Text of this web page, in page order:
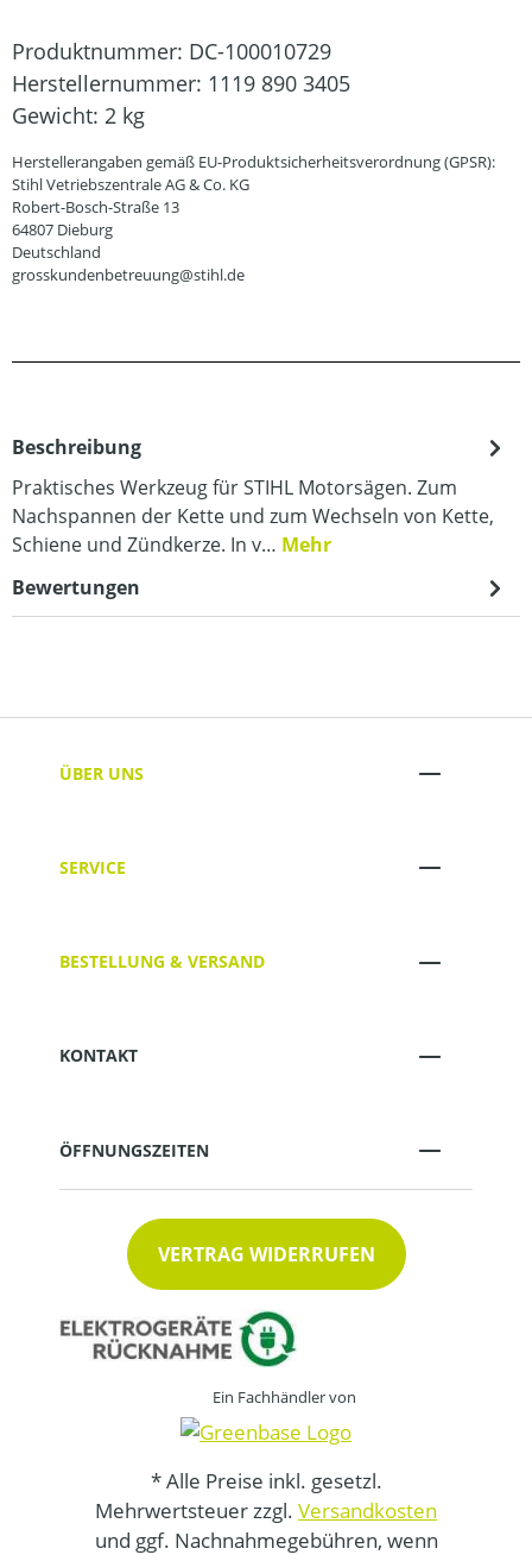
Produktnummer: DC-100010729
Herstellernummer: 1119 890 3405
Gewicht: 2 kg
Herstellerangaben gemäß EU-Produktsicherheitsverordnung (GPSR):
Stihl Vetriebszentrale AG & Co. KG
Robert-Bosch-Straße 13
64807 Dieburg
Deutschland
grosskundenbetreuung@stihl.de
Beschreibung
Praktisches Werkzeug für STIHL Motorsägen. Zum
Nachspannen der Kette und zum Wechseln von Kette,
Schiene und Zündkerze. In v… Mehr
Bewertungen
ÜBER UNS
SERVICE
BESTELLUNG & VERSAND
KONTAKT
ÖFFNUNGSZEITEN
VERTRAG WIDERRUFEN
Ein Fachhändler von
* Alle Preise inkl. gesetzl.
Mehrwertsteuer zzgl. Versandkosten
und ggf. Nachnahmegebühren, wenn